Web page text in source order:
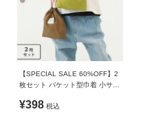
【SPECIAL SALE 60%OFF】2
枚セット バケット型巾着 小サイ
¥398 税込